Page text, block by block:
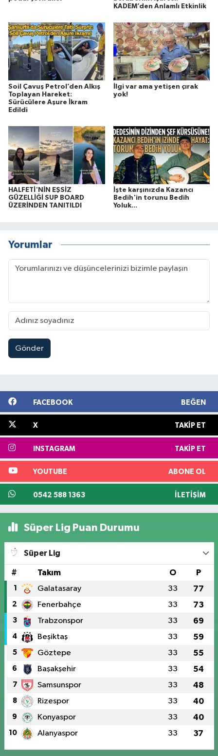
KADEM’den Anlamlı Etkinlik
Soil Çavuş Petrol’den Alkış
Toplayan Hareket:
Sürücülere Aşure İkram
Edildi
İlgi var ama yetişen çırak
yok!
HALFETİ'NİN EŞSİZ
GÜZELLİĞİ SUP BOARD
ÜZERİNDEN TANITILDI
İşte karşınızda Kazancı
Bedih'in torunu Bedih
Yoluk...
Yorumlar
Gönder
FACEBOOK BEĞEN
X TAKIP ET
INSTAGRAM TAKIP ET
YOUTUBE ABONE OL
0542 588 1363 İLETIŞIM
Süper Lig Puan Durumu
Süper Lig
# Takım O P
1 Galatasaray 33 77
2 Fenerbahçe 33 73
3 Trabzonspor 33 69
4 Beşiktaş 33 59
5 Göztepe 33 55
6 Başakşehir 33 54
7 Samsunspor 33 48
8 Rizespor 33 40
9 Konyaspor 33 40
10 Alanyaspor 33 37